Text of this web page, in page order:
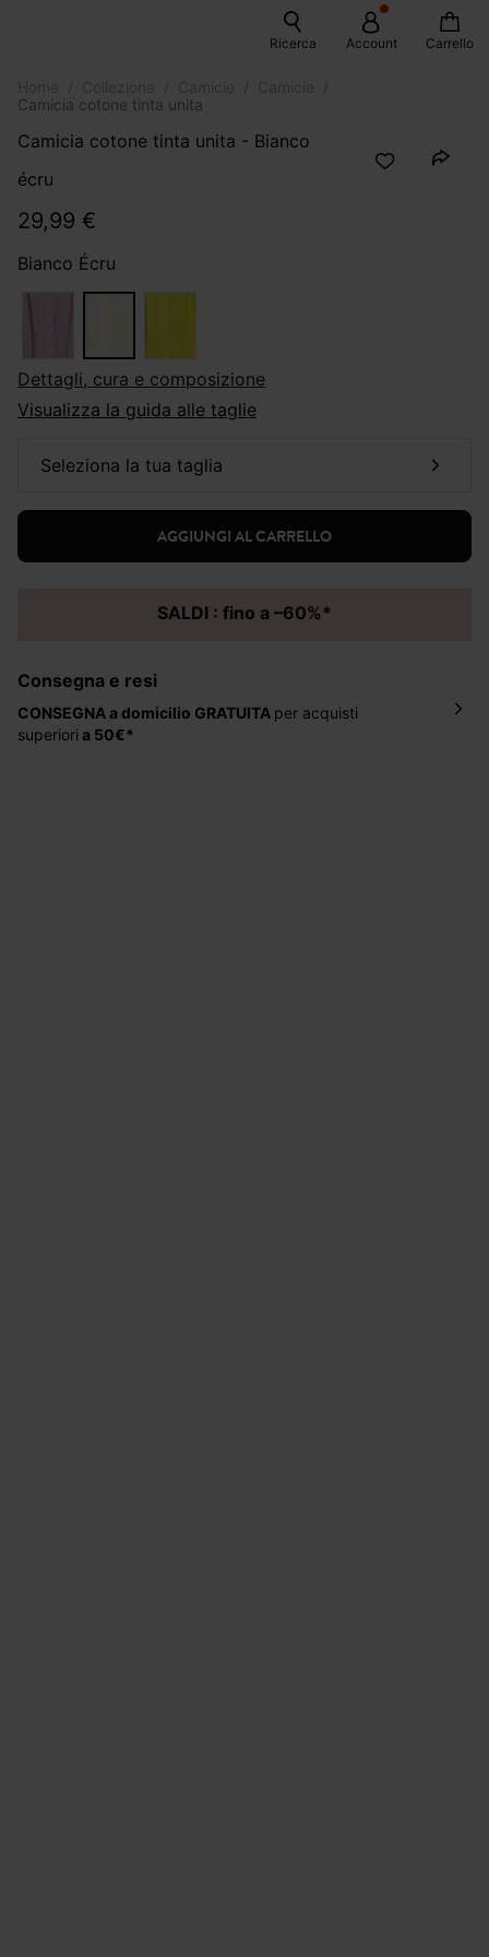
Ricerca Account Carrello
Camicia cotone tinta unita
Camicia cotone tinta unita - Bianco
écru
29,99 €
Bianco Écru
dettagli, cura e composizione
Visualizza la guida alle taglie
seleziona la tua taglia
AGGIUNGI AL CARRELLO
SALDI : fino a –60%*
Consegna e resi
CONSEGNA a domicilio GRATUITA per acquisti
superiori a 50€*